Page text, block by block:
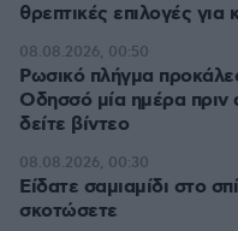
θρεπτικές επιλογές για
Ρωσικό πλήγμα
Οδησσό μία ημέρα
δείτε βίντεο
08.08.2026, 00:50
Είδατε σαμιαμίδι στο
σκοτώσετε
08.08.2026, 00:30